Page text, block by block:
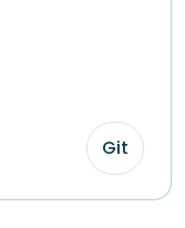
Git